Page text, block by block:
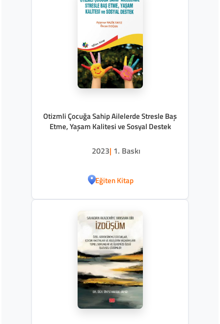
Otizmli Çocuğa Sahip Ailelerde Stresle Baş
Etme, Yaşam Kalitesi ve Sosyal Destek
2023| 1. Baskı
Eğiten Kitap